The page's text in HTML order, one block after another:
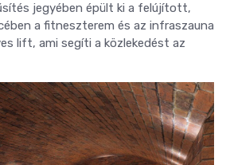
jegyében épült ki a felújított,
a fitneszterem és az infraszauna
lift, ami segíti a közlekedést az